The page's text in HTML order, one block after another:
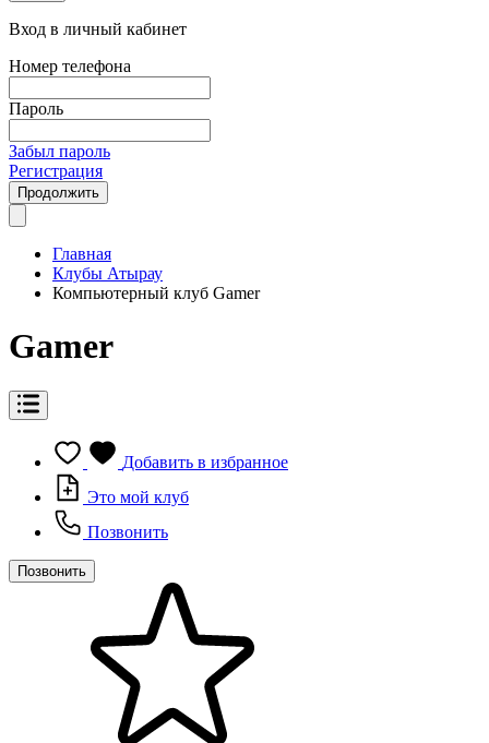
Вход в личный кабинет
Номер телефона
Пароль
Забыл пароль
Регистрация
Продолжить
Главная
Клубы Атырау
Компьютерный клуб Gamer
Gamer
Добавить в избранное
Это мой клуб
Позвонить
Позвонить